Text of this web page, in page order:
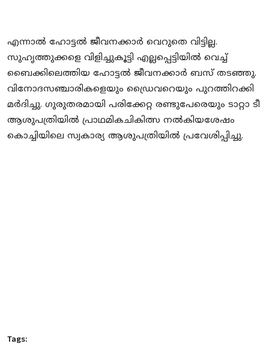
എന്നാല്‍ ഹോട്ടല്‍ ജീവനക്കാര്‍ വെറുതെ വിട്ടില്ല.
സുഹൃത്തുക്കളെ വിളിച്ചുകൂട്ടി എല്ലപ്പെട്ടിയില്‍ വെച്ച്
ബൈക്കിലെത്തിയ ഹോട്ടല്‍ ജീവനക്കാര്‍ ബസ് തടഞ്ഞു.
വിനോദസഞ്ചാരികളെയും ഡ്രൈവറെയും പുറത്തിറക്കി
മര്‍ദിച്ചു. ഗുരുതരമായി പരിക്കേറ്റ രണ്ടുപേരെയും ടാറ്റാ ടീ
ആശുപത്രിയില്‍ പ്രാഥമികചികിത്സ നല്‍കിയശേഷം
കൊച്ചിയിലെ സ്വകാര്യ ആശുപത്രിയില്‍ പ്രവേശിപ്പിച്ചു.
Tags: